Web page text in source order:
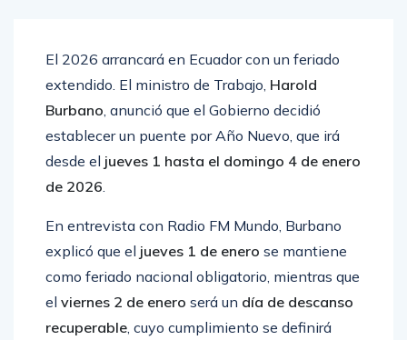
El 2026 arrancará en Ecuador con un feriado
extendido. El ministro de Trabajo, Harold
Burbano, anunció que el Gobierno decidió
establecer un puente por Año Nuevo, que irá
desde el jueves 1 hasta el domingo 4 de enero
de 2026.
En entrevista con Radio FM Mundo, Burbano
explicó que el jueves 1 de enero se mantiene
como feriado nacional obligatorio, mientras que
el viernes 2 de enero será un día de descanso
recuperable, cuyo cumplimiento se definirá